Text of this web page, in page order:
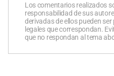
Los comentarios realizados
responsabilidad de sus
derivadas de ellos pueden
legales que correspondan.
que no respondan al tema